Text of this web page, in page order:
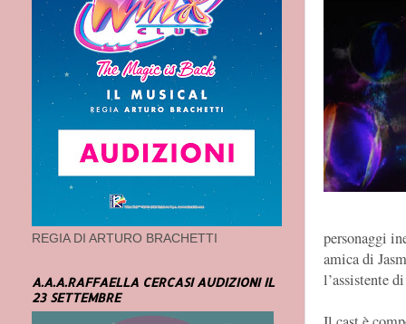
personaggi
amica di
l’assistente
REGIA DI ARTURO BRACHETTI
A.A.A.RAFFAELLA CERCASI AUDIZIONI IL
23 SETTEMBRE